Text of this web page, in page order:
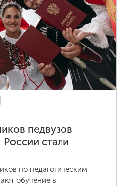
педвузов
стали
по педагогическим
обучение в